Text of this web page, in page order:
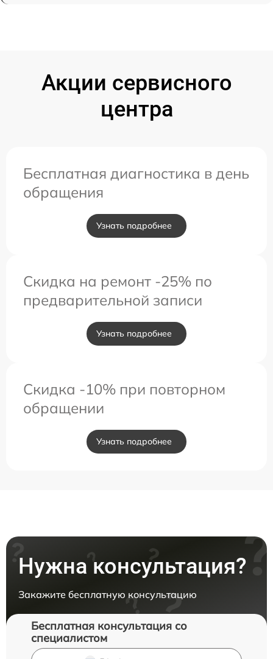
Акции сервисного
центра
Бесплатная диагностика в день
обращения
Узнать подробнее
Скидка на ремонт -25% по
предварительной записи
Узнать подробнее
Скидка -10% при повторном
обращении
Узнать подробнее
Нужна консультация?
Закажите бесплатную консультацию
Бесплатная консультация со
специалистом